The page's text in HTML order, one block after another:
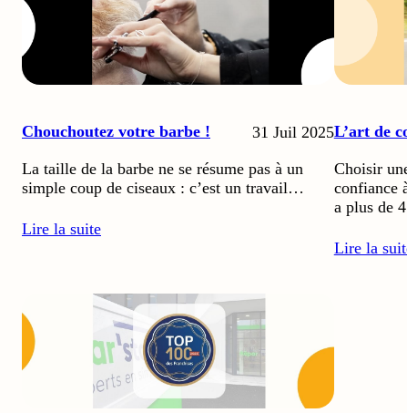
Chouchoutez votre barbe !
31 Juil 2025
La taille de la barbe ne se résume pas à un
simple coup de ciseaux : c’est un travail…
Lire la suite
L’art de
Choisir
confiance
a plus de
Lire la